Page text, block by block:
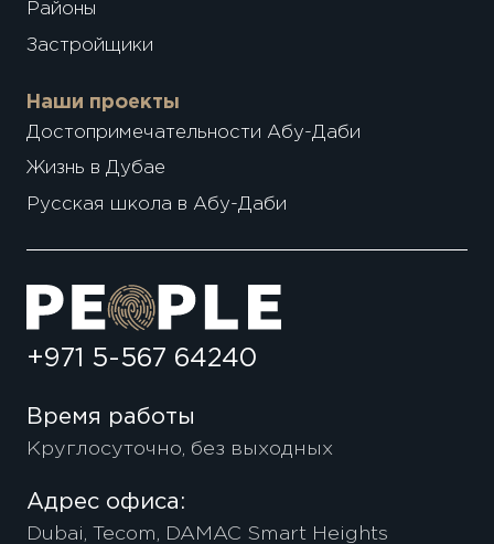
Районы
Застройщики
Наши проекты
Достопримечательности Абу-Даби
Жизнь в Дубае
Русская школа в Абу-Даби
+971 5-567 64240
Время работы
Круглосуточно, без выходных
Адрес офиса:
Dubai, Tecom, DAMAC Smart Heights